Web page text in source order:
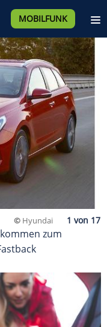
MOBILFUNK
© Hyundai
zum